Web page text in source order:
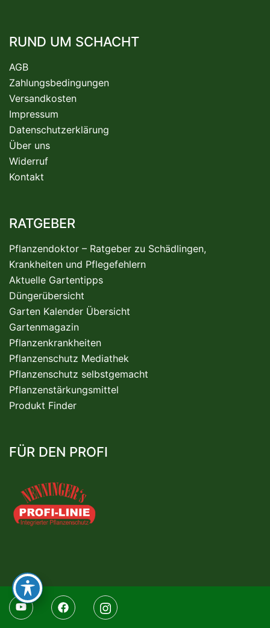
RUND UM SCHACHT
AGB
Zahlungsbedingungen
Versandkosten
Impressum
Datenschutzerklärung
Über uns
Widerruf
Kontakt
RATGEBER
Pflanzendoktor – Ratgeber zu Schädlingen,
Krankheiten und Pflegefehlern
Aktuelle Gartentipps
Düngerübersicht
Garten Kalender Übersicht
Gartenmagazin
Pflanzenkrankheiten
Pflanzenschutz Mediathek
Pflanzenschutz selbstgemacht
Pflanzenstärkungsmittel
Produkt Finder
FÜR DEN PROFI